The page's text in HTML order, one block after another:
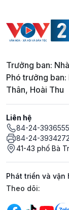
Trưởng ban:
Phó trưởng ban:
Thân, Hoài Thu
Liên hệ
84-24-
84-24-
41-43 phố Bà
Phát triển và vận
Mạng xã
Theo dõi: